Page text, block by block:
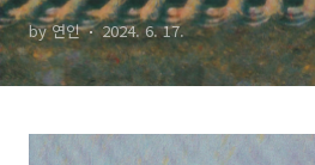
by 연인 2024. 6. 17.